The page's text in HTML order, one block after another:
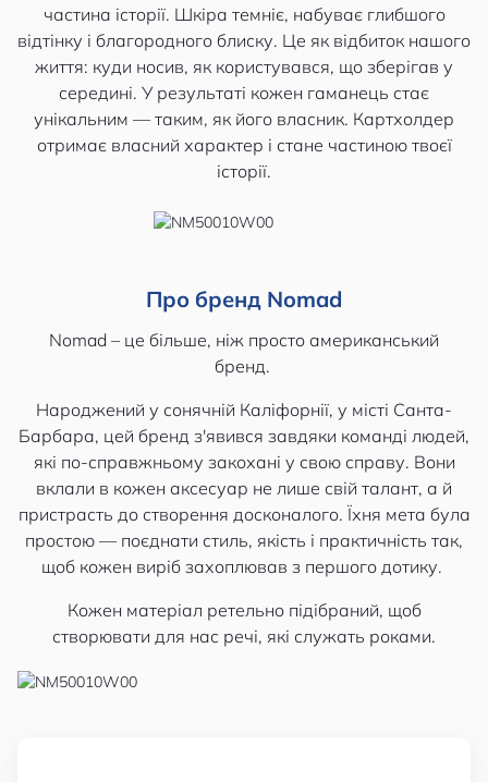
частина історії. Шкіра темніє, набуває глибшого
відтінку і благородного блиску. Це як відбиток нашого
життя: куди носив, як користувався, що зберігав у
середині. У результаті кожен гаманець стає
унікальним — таким, як його власник. Картхолдер
отримає власний характер і стане частиною твоєї
історії.
Про бренд Nomad
Nomad – це більше, ніж просто американський
бренд.
Народжений у сонячній Каліфорнії, у місті Санта-
Барбара, цей бренд з'явився завдяки команді людей,
які по-справжньому закохані у свою справу. Вони
вклали в кожен аксесуар не лише свій талант, а й
пристрасть до створення досконалого. Їхня мета була
простою — поєднати стиль, якість і практичність так,
щоб кожен виріб захоплював з першого дотику.
Кожен матеріал ретельно підібраний, щоб
створювати для нас речі, які служать роками.